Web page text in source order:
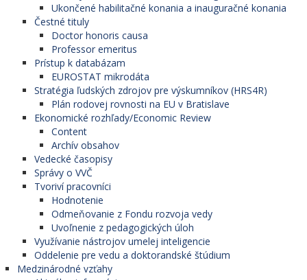
Ukončené habilitačné konania a inauguračné konania
Čestné tituly
Doctor honoris causa
Professor emeritus
Prístup k databázam
EUROSTAT mikrodáta
Stratégia ľudských zdrojov pre výskumníkov (HRS4R)
Plán rodovej rovnosti na EU v Bratislave
Ekonomické rozhľady/Economic Review
Content
Archív obsahov
Vedecké časopisy
Správy o VVČ
Tvoriví pracovníci
Hodnotenie
Odmeňovanie z Fondu rozvoja vedy
Uvoľnenie z pedagogických úloh
Využívanie nástrojov umelej inteligencie
Oddelenie pre vedu a doktorandské štúdium
Medzinárodné vzťahy